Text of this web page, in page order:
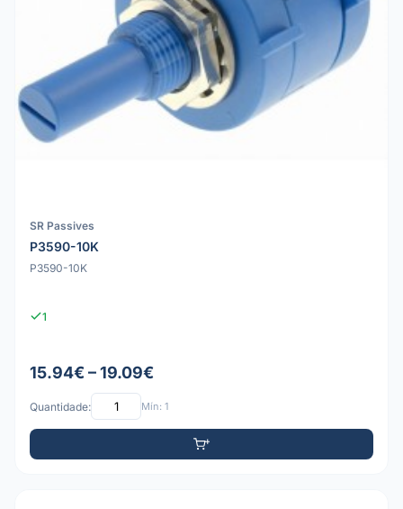
SR Passives
P3590-10K
P3590-10K
1
15.94€ – 19.09€
Quantidade: Mín: 1